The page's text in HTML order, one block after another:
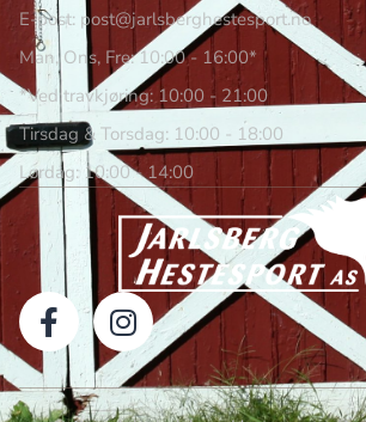
E-post: post@jarlsberghestesport.no
Man, Ons, Fre: 10:00 - 16:00*
*Ved travkjøring: 10:00 - 21:00
Tirsdag & Torsdag: 10:00 - 18:00
Lørdag: 10:00 - 14:00